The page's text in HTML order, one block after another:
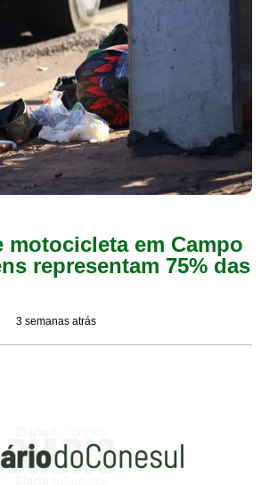
motocicleta em Campo
representam 75% das
3 semanas atrás